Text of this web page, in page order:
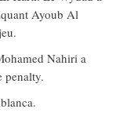
Ayoub Al
Nahiri a
penalty.